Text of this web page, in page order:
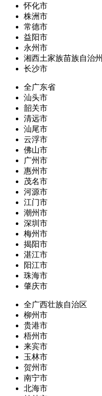
怀化市
株洲市
常德市
益阳市
永州市
湘西土家族苗族自治州
长沙市
全广东省
汕头市
韶关市
清远市
汕尾市
云浮市
佛山市
广州市
惠州市
茂名市
河源市
江门市
潮州市
深圳市
梅州市
揭阳市
湛江市
阳江市
珠海市
肇庆市
全广西壮族自治区
柳州市
贵港市
梧州市
来宾市
玉林市
贺州市
南宁市
北海市